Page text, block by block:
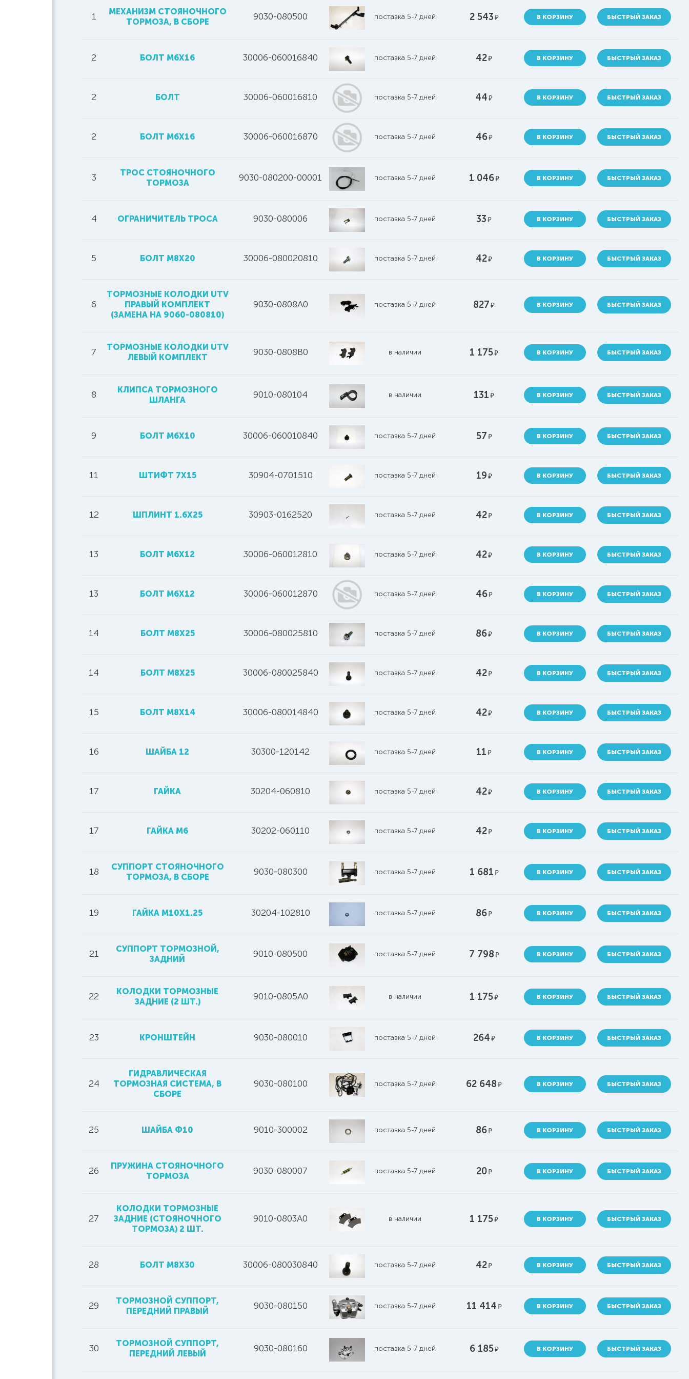
1
МЕХАНИЗМ СТОЯНОЧНОГО
ТОРМОЗА, В СБОРЕ
9030-080500 поставка 5-7 дней 2 543руб. В КОРЗИНУ БЫСТРЫЙ ЗАКАЗ
2 БОЛТ М6Х16 30006-060016840 поставка 5-7 дней 42руб. В КОРЗИНУ БЫСТРЫЙ ЗАКАЗ
2 БОЛТ 30006-060016810 поставка 5-7 дней 44руб. В КОРЗИНУ БЫСТРЫЙ ЗАКАЗ
2 БОЛТ M6X16 30006-060016870 поставка 5-7 дней 46руб. В КОРЗИНУ БЫСТРЫЙ ЗАКАЗ
3
ТРОС СТОЯНОЧНОГО
ТОРМОЗА
9030-080200-00001 поставка 5-7 дней 1 046руб. В КОРЗИНУ БЫСТРЫЙ ЗАКАЗ
4 ОГРАНИЧИТЕЛЬ ТРОСА 9030-080006 поставка 5-7 дней 33руб. В КОРЗИНУ БЫСТРЫЙ ЗАКАЗ
5 БОЛТ M8X20 30006-080020810 поставка 5-7 дней 42руб. В КОРЗИНУ БЫСТРЫЙ ЗАКАЗ
6
ТОРМОЗНЫЕ КОЛОДКИ UTV
ПРАВЫЙ КОМПЛЕКТ
(ЗАМЕНА НА 9060-080810)
9030-0808A0 поставка 5-7 дней 827руб. В КОРЗИНУ БЫСТРЫЙ ЗАКАЗ
7
ТОРМОЗНЫЕ КОЛОДКИ UTV
ЛЕВЫЙ КОМПЛЕКТ
9030-0808B0 в наличии 1 175руб. В КОРЗИНУ БЫСТРЫЙ ЗАКАЗ
8
КЛИПСА ТОРМОЗНОГО
ШЛАНГА
9010-080104 в наличии 131руб. В КОРЗИНУ БЫСТРЫЙ ЗАКАЗ
9 БОЛТ M6X10 30006-060010840 поставка 5-7 дней 57руб. В КОРЗИНУ БЫСТРЫЙ ЗАКАЗ
11 ШТИФТ 7Х15 30904-0701510 поставка 5-7 дней 19руб. В КОРЗИНУ БЫСТРЫЙ ЗАКАЗ
12 ШПЛИНТ 1.6X25 30903-0162520 поставка 5-7 дней 42руб. В КОРЗИНУ БЫСТРЫЙ ЗАКАЗ
13 БОЛТ M6X12 30006-060012810 поставка 5-7 дней 42руб. В КОРЗИНУ БЫСТРЫЙ ЗАКАЗ
13 БОЛТ М6Х12 30006-060012870 поставка 5-7 дней 46руб. В КОРЗИНУ БЫСТРЫЙ ЗАКАЗ
14 БОЛТ M8X25 30006-080025810 поставка 5-7 дней 86руб. В КОРЗИНУ БЫСТРЫЙ ЗАКАЗ
14 БОЛТ М8Х25 30006-080025840 поставка 5-7 дней 42руб. В КОРЗИНУ БЫСТРЫЙ ЗАКАЗ
15 БОЛТ М8Х14 30006-080014840 поставка 5-7 дней 42руб. В КОРЗИНУ БЫСТРЫЙ ЗАКАЗ
16 ШАЙБА 12 30300-120142 поставка 5-7 дней 11руб. В КОРЗИНУ БЫСТРЫЙ ЗАКАЗ
17 ГАЙКА 30204-060810 поставка 5-7 дней 42руб. В КОРЗИНУ БЫСТРЫЙ ЗАКАЗ
17 ГАЙКА М6 30202-060110 поставка 5-7 дней 42руб. В КОРЗИНУ БЫСТРЫЙ ЗАКАЗ
18
СУППОРТ СТОЯНОЧНОГО
ТОРМОЗА, В СБОРЕ
9030-080300 поставка 5-7 дней 1 681руб. В КОРЗИНУ БЫСТРЫЙ ЗАКАЗ
19 ГАЙКА M10X1.25 30204-102810 поставка 5-7 дней 86руб. В КОРЗИНУ БЫСТРЫЙ ЗАКАЗ
21
СУППОРТ ТОРМОЗНОЙ,
ЗАДНИЙ
9010-080500 поставка 5-7 дней 7 798руб. В КОРЗИНУ БЫСТРЫЙ ЗАКАЗ
22
КОЛОДКИ ТОРМОЗНЫЕ
ЗАДНИЕ (2 ШТ.)
9010-0805A0 в наличии 1 175руб. В КОРЗИНУ БЫСТРЫЙ ЗАКАЗ
23 КРОНШТЕЙН 9030-080010 поставка 5-7 дней 264руб. В КОРЗИНУ БЫСТРЫЙ ЗАКАЗ
24
ГИДРАВЛИЧЕСКАЯ
ТОРМОЗНАЯ СИСТЕМА, В
СБОРЕ
9030-080100 поставка 5-7 дней 62 648руб. В КОРЗИНУ БЫСТРЫЙ ЗАКАЗ
25 ШАЙБА Ф10 9010-300002 поставка 5-7 дней 86руб. В КОРЗИНУ БЫСТРЫЙ ЗАКАЗ
26
ПРУЖИНА СТОЯНОЧНОГО
ТОРМОЗА
9030-080007 поставка 5-7 дней 20руб. В КОРЗИНУ БЫСТРЫЙ ЗАКАЗ
27
КОЛОДКИ ТОРМОЗНЫЕ
ЗАДНИЕ (СТОЯНОЧНОГО
ТОРМОЗА) 2 ШТ.
9010-0803A0 в наличии 1 175руб. В КОРЗИНУ БЫСТРЫЙ ЗАКАЗ
28 БОЛТ M8X30 30006-080030840 поставка 5-7 дней 42руб. В КОРЗИНУ БЫСТРЫЙ ЗАКАЗ
29
ТОРМОЗНОЙ СУППОРТ,
ПЕРЕДНИЙ ПРАВЫЙ
9030-080150 поставка 5-7 дней 11 414руб. В КОРЗИНУ БЫСТРЫЙ ЗАКАЗ
30
ТОРМОЗНОЙ СУППОРТ,
ПЕРЕДНИЙ ЛЕВЫЙ
9030-080160 поставка 5-7 дней 6 185руб. В КОРЗИНУ БЫСТРЫЙ ЗАКАЗ